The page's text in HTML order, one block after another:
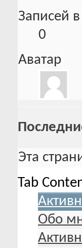
Записей
0
Аватар
Эта
Tab
Обо